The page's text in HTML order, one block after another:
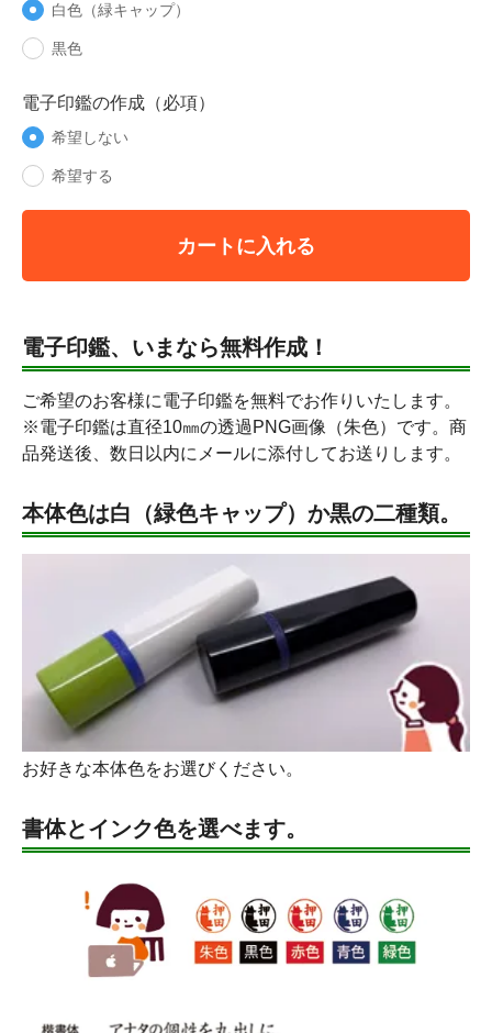
白色（緑キャップ）
黒色
電子印鑑の作成（必項）
希望しない
希望する
カートに入れる
電子印鑑、いまなら無料作成！
ご希望のお客様に電子印鑑を無料でお作りいたします。
※電子印鑑は直径10㎜の透過PNG画像（朱色）です。商
品発送後、数日以内にメールに添付してお送りします。
本体色は白（緑色キャップ）か黒の二種類。
お好きな本体色をお選びください。
書体とインク色を選べます。